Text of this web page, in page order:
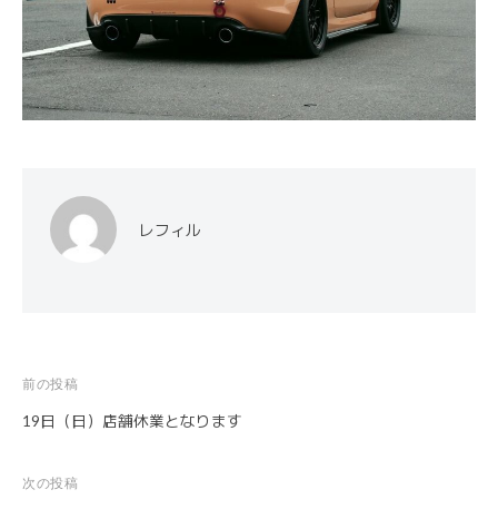
レフィル
投
稿
ナ
前の投稿
19日（日）店舗休業となります
次の投稿